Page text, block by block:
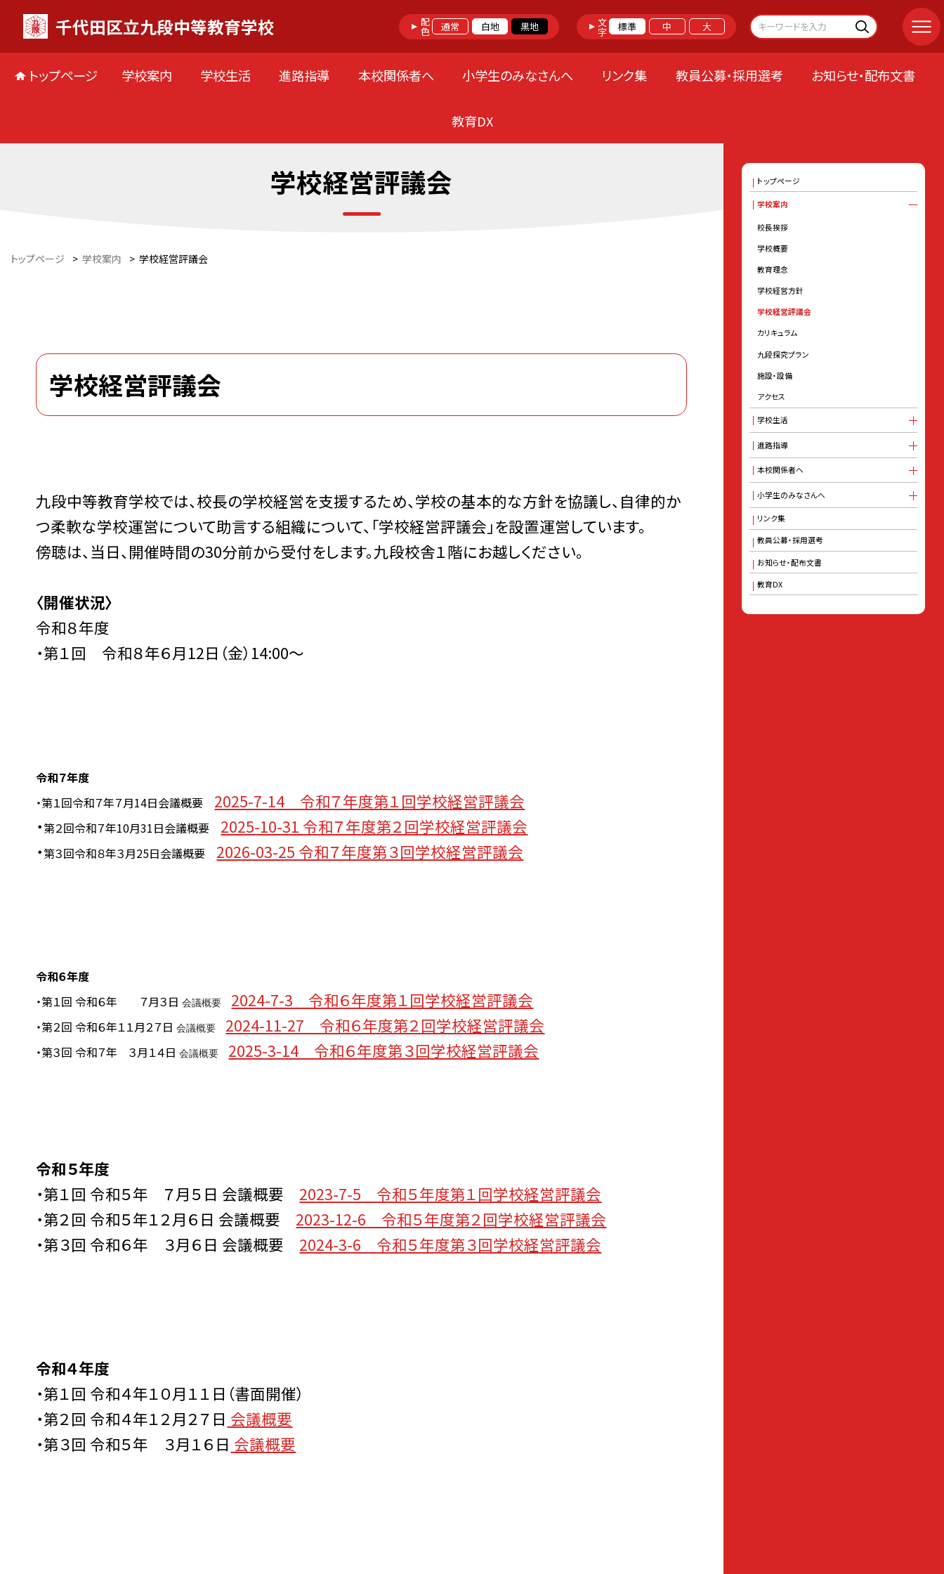
千代田区立九段中等教育学校 配色 通常 白地 黒地 文字 標準 中 大
トップページ 学校案内 学校生活 進路指導 本校関係者へ 小学生のみなさんへ リンク集 教員公募・採用選考 お知らせ・配布文書
教育DX
学校経営評議会
トップページ > 学校案内 > 学校経営評議会
学校経営評議会
九段中等教育学校では、校長の学校経営を支援するため、学校の基本的な方針を協議し、自律的か
つ柔軟な学校運営について助言する組織について、「学校経営評議会」を設置運営しています。
傍聴は、当日、開催時間の30分前から受付をします。九段校舎１階にお越しください。
〈開催状況〉
令和８年度
・第１回 令和８年６月12日（金）14:00～
令和７年度
・第１回令和７年７月14日会議概要 2025-7-14 令和７年度第１回学校経営評議会
・第２回令和７年10月31日会議概要 2025-10-31 令和７年度第２回学校経営評議会
・第３回令和８年３月25日会議概要 2026-03-25 令和７年度第３回学校経営評議会
令和６年度
・第１回 令和６年 ７月３日会議概要 2024-7-3 令和６年度第１回学校経営評議会
・第２回 令和６年１１月２７日会議概要 2024-11-27 令和６年度第２回学校経営評議会
・第３回 令和７年 ３月１４日会議概要 2025-3-14 令和６年度第３回学校経営評議会
令和５年度
・第１回 令和５年 ７月５日 会議概要 2023-7-5 令和５年度第１回学校経営評議会
・第２回 令和５年１２月６日 会議概要 2023-12-6 令和５年度第２回学校経営評議会
・第３回 令和６年 ３月６日 会議概要 2024-3-6 令和５年度第３回学校経営評議会
令和４年度
・第１回 令和４年１０月１１日（書面開催）
・第２回 令和４年１２月２７日 会議概要
・第３回 令和５年 ３月１６日 会議概要
トップページ
学校案内
校長挨拶
学校概要
教育理念
学校経営方針
学校経営評議会
カリキュラム
九段探究プラン
施設・設備
アクセス
学校生活
進路指導
本校関係者へ
小学生のみなさんへ
リンク集
教員公募・採用選考
お知らせ・配布文書
教育DX